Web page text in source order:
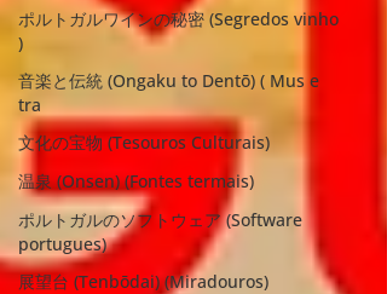
ポルトガルワインの秘密 (Segredos vinho
)
音楽と伝統 (Ongaku to Dentō) ( Mus e
tra
文化の宝物 (Tesouros Culturais)
温泉 (Onsen) (Fontes termais)
ポルトガルのソフトウェア (Software
portugues)
展望台 (Tenbōdai) (Miradouros)